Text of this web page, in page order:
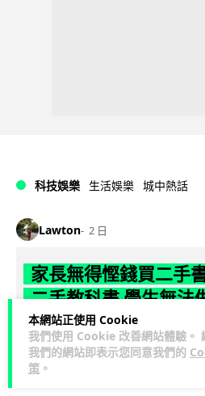
本網站正使用 Cookie
我們使用 Cookie 改善網站體驗。
我們的網站即表示您同意我們的
策 。
科技娛樂 生活娛樂 城中熱話
Lawton 2 日
家長無得慳錢買二手
二手教科書 學生無法
社福界立法會議員陳文宜指，一間
遠超通漲，令家長難以負擔。而且
令學生無法完成功課，二手...